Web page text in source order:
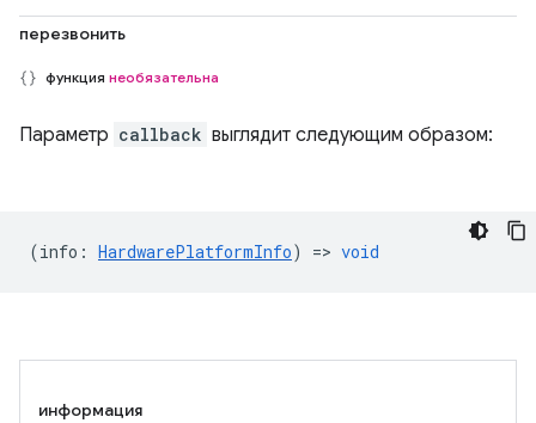
перезвонить
функция необязательна
Параметр callback выглядит следующим образом:
(info : HardwarePlatformInfo) => void
информация